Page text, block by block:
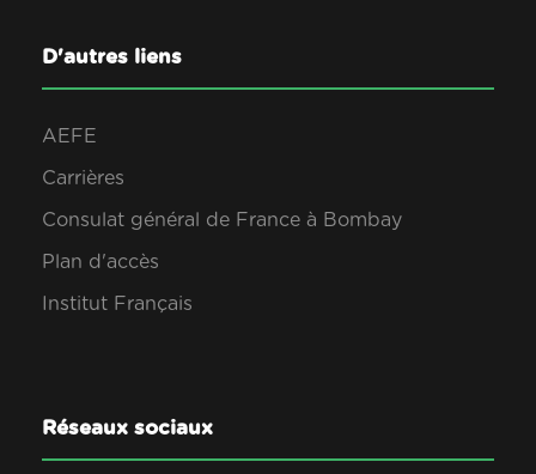
D'autres liens
AEFE
Carrières
Consulat général de France à Bombay
Plan d'accès
Institut Français
Réseaux sociaux